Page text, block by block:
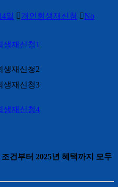
일 개인회생재신청
No
건부터 2025년 혜택까지 모두